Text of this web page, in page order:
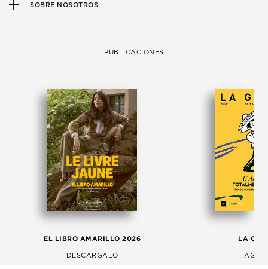
SOBRE NOSOTROS
PUBLICACIONES
EL LIBRO AMARILLO 2026
DESCÁRGALO
LA